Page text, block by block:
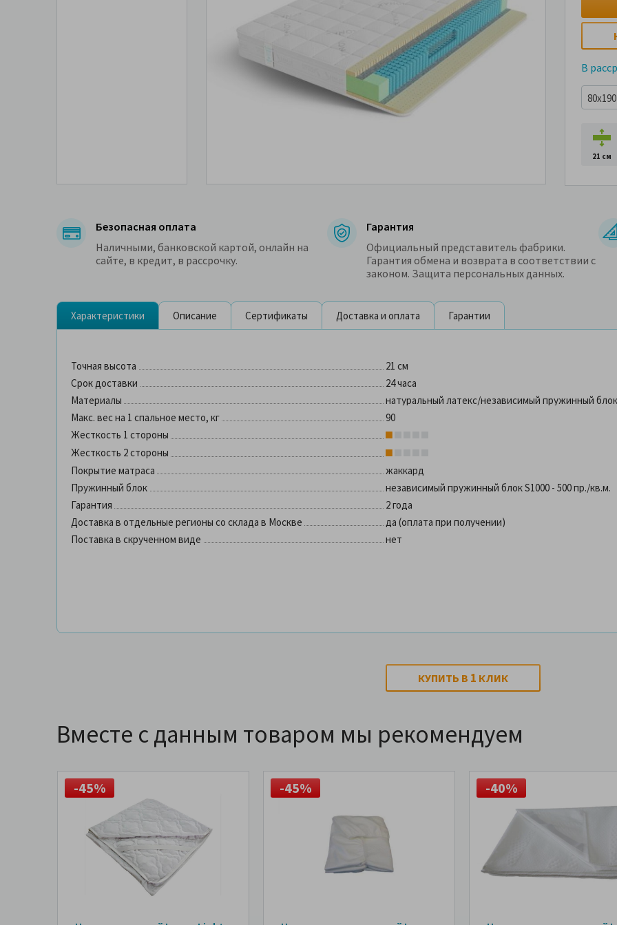
В
21 см
Безопасная оплата
Наличными, банковской картой, онлайн на
сайте, в кредит, в рассрочку.
Гарантия
Официальный представитель фабрики.
Гарантия обмена и возврата в соответствии с
законом. Защита персональных данных.
Характеристики Описание Сертификаты Доставка и оплата Гарантии
Точная высота
21 см
Срок доставки
24 часа
Материалы
натуральный латекс/независимый пружинный блок
Макс. вес на 1 спальное место, кг
90
Жесткость 1 стороны
Жесткость 2 стороны
Покрытие матраса
жаккард
Пружинный блок
независимый пружинный блок S1000 - 500 пр./кв.м.
Гарантия
2 года
Доставка в отдельные регионы со склада в Москве
да (оплата при получении)
Поставка в скрученном виде
нет
КУПИТЬ В 1 КЛИК
Вместе с данным товаром мы рекомендуем
-45% -45% -40%